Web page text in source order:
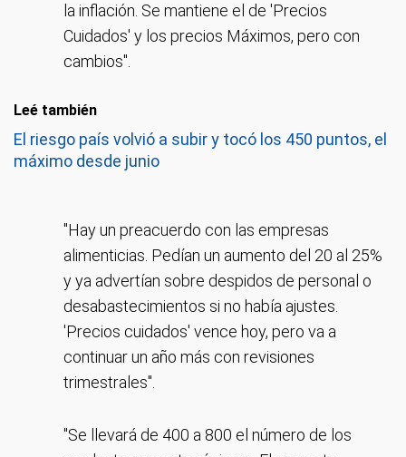
la inflación. Se mantiene el de 'Precios
Cuidados' y los precios Máximos, pero con
cambios".
Leé también
El riesgo país volvió a subir y tocó los 450 puntos, el
máximo desde junio
"Hay un preacuerdo con las empresas
alimenticias. Pedían un aumento del 20 al 25%
y ya advertían sobre despidos de personal o
desabastecimientos si no había ajustes.
'Precios cuidados' vence hoy, pero va a
continuar un año más con revisiones
trimestrales".
"Se llevará de 400 a 800 el número de los